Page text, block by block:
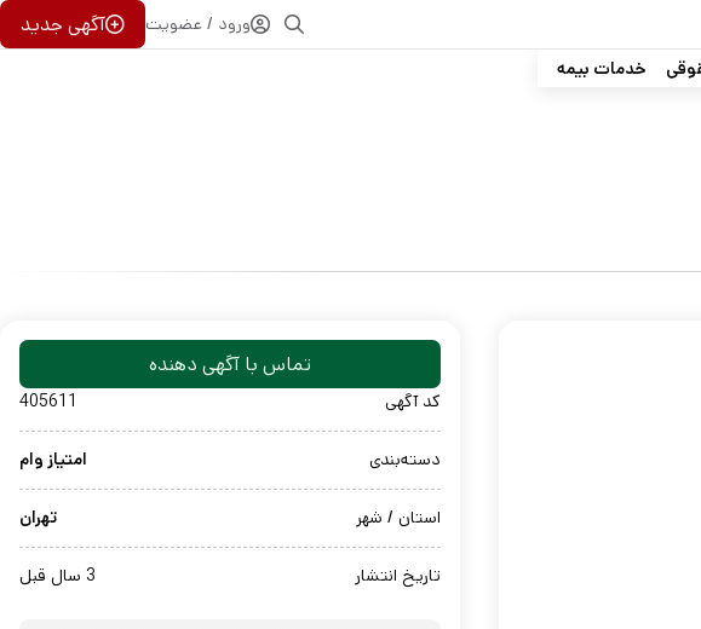
ورود / عضویت
آگهی جدید
خدمات بیمه
تماس با آگهی دهنده
کد آگهی 405611
دسته‌بندی امتیاز وام
استان / شهر تهران
تاریخ انتشار 3 سال قبل